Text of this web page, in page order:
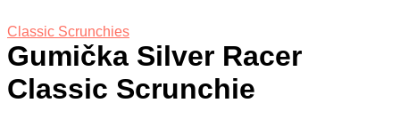
Classic Scrunchies
Gumička Silver Racer
Classic Scrunchie